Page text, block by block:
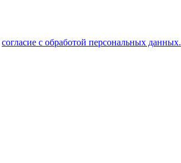
согласие с обработой персональных данных.